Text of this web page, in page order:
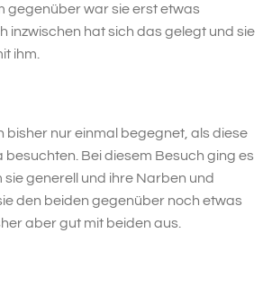
gegenüber war sie erst etwas
inzwischen hat sich das gelegt und sie
ihm.
bisher nur einmal begegnet, als diese
besuchten. Bei diesem Besuch ging es
generell und ihre Narben und
den beiden gegenüber noch etwas
aber gut mit beiden aus.